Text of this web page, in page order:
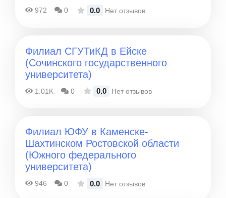
972 0 0.0 Нет отзывов
Филиал СГУТиКД в Ейске
(Сочинского государственного
университета)
1.01K 0 0.0 Нет отзывов
Филиал ЮФУ в Каменске-
Шахтинском Ростовской области
(Южного федерального
университета)
946 0 0.0 Нет отзывов